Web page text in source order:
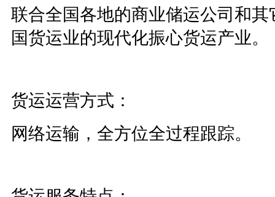
联合全国各地的商业储运公司和
国货运业的现代化振心货运产业。
货运运营方式：
网络运输，全方位全过程跟踪。